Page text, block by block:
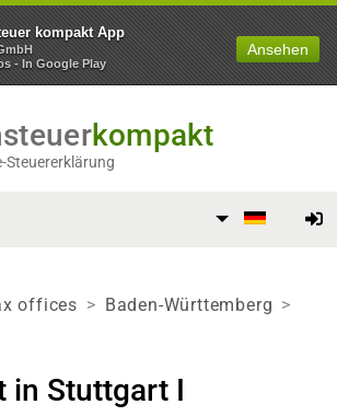
kompakt App
- In Google Play
Ansehen
kompakt
Steuererklärung
offices
Baden-Württemberg
in Stuttgart I